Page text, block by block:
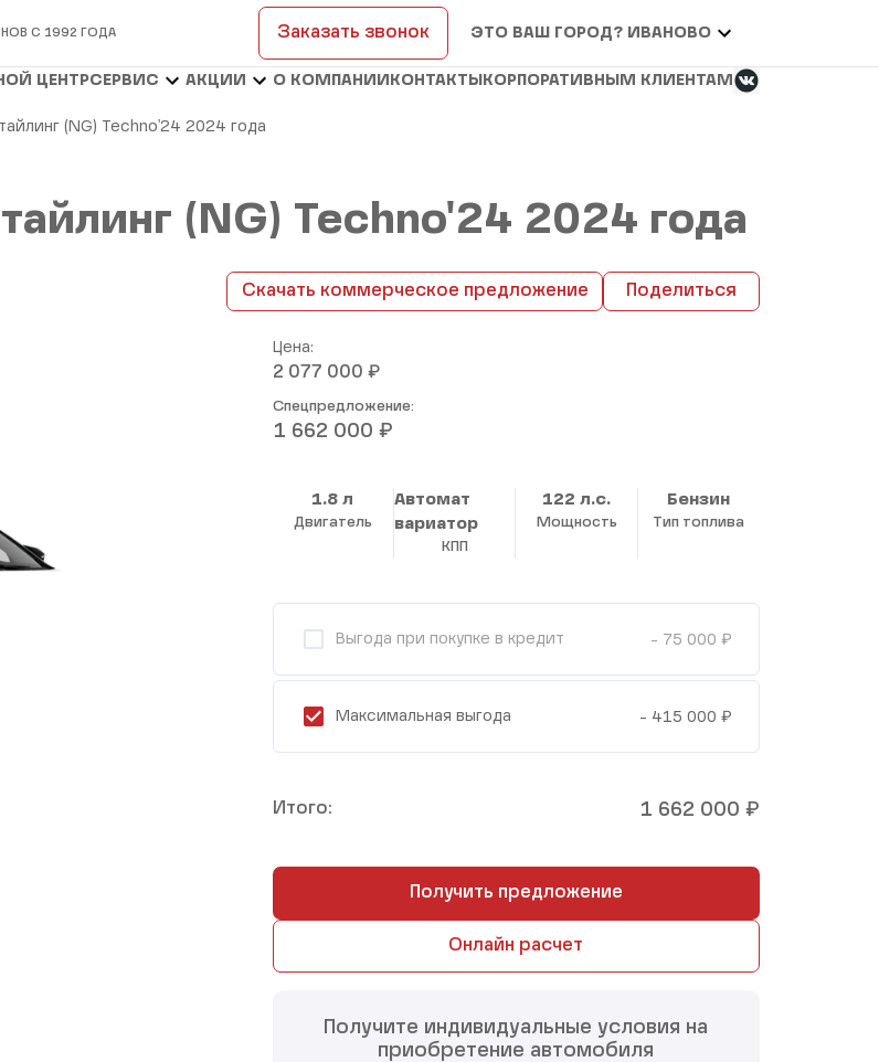
С 1992 ГОДА Заказать звонок ЭТО ВАШ ГОРОД? ИВАНОВО
ЦЕНТРСЕРВИС АКЦИИ О КОМПАНИИ КОНТАКТЫ КОРПОРАТИВНЫМ КЛИЕНТАМ
(NG) Techno'24 2024 года
(NG) Techno'24 2024 года
Скачать коммерческое предложение Поделиться
Цена:
2 077 000 ₽
Спецпредложение:
1 662 000 ₽
1.8 л
Двигатель
Автомат
вариатор
КПП
122 л.с.
Мощность
Бензин
Тип топлива
Выгода при покупке в кредит - 75 000 ₽
Максимальная выгода - 415 000 ₽
Итого: 1 662 000 ₽
Получить предложение
Онлайн расчет
Получите индивидуальные условия на
приобретение автомобиля